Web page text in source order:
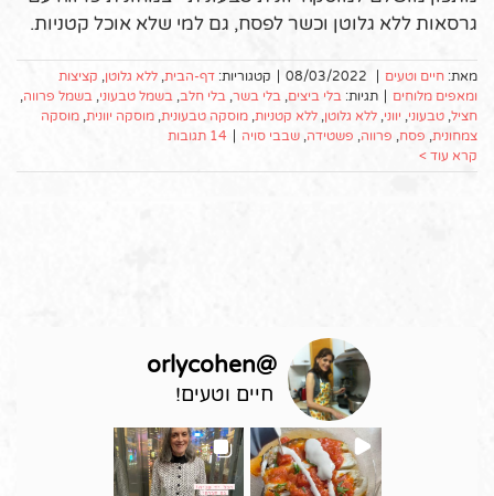
גרסאות ללא גלוטן וכשר לפסח, גם למי שלא אוכל קטניות.
מאת: חיים וטעים 08/03/2022 קטגוריות: דף-הבית, ללא גלוטן, קציצות
ומאפים מלוחים
תגיות: בלי ביצים, בלי בשר, בלי חלב, בשמל טבעוני, בשמל פרווה,
חציל, טבעוני, יווני, ללא גלוטן, ללא קטניות, מוסקה טבעונית, מוסקה יוונית, מוסקה
צמחונית, פסח, פרווה, פשטידה, שבבי סויה
14 תגובות
קרא עוד >
@
orlycohen
חיים וטעים!